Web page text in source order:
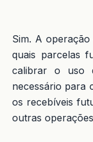
Sim. A
quais parcelas
calibrar o uso
necessário para
os recebíveis
outras